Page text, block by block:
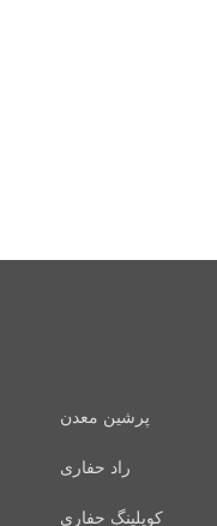
پرشین معدن
راد حفاری
کوپلینگ حفاری